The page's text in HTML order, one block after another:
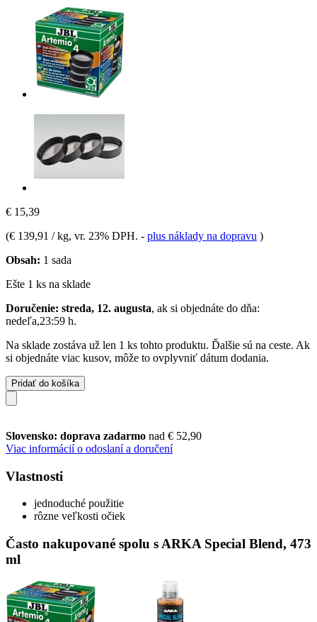
€ 15,39
(€ 139,91 / kg, vr. 23% DPH. - plus náklady na dopravu )
Obsah: 1 sada
Ešte 1 ks na sklade
Doručenie: streda, 12. augusta, ak si objednáte do dňa:
nedeľa,23:59 h.
Na sklade zostáva už len 1 ks tohto produktu. Ďalšie sú na ceste. Ak
si objednáte viac kusov, môže to ovplyvniť dátum dodania.
Pridať do košíka
Slovensko: doprava zadarmo nad € 52,90
Viac informácií o odoslaní a doručení
Vlastnosti
jednoduché použitie
rôzne veľkosti očiek
Často nakupované spolu s ARKA Special Blend, 473
ml